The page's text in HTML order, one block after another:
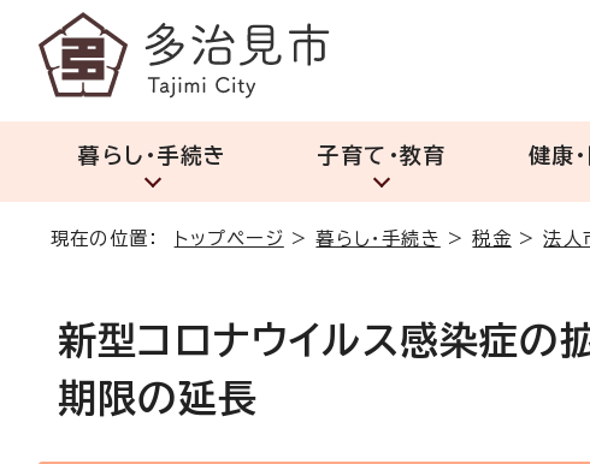
暮らし・手続き 子育て・教育 健康
現在の位置： トップページ >暮らし・手続き >税金 >法人
新型コロナウイルス感染症の
期限の延長